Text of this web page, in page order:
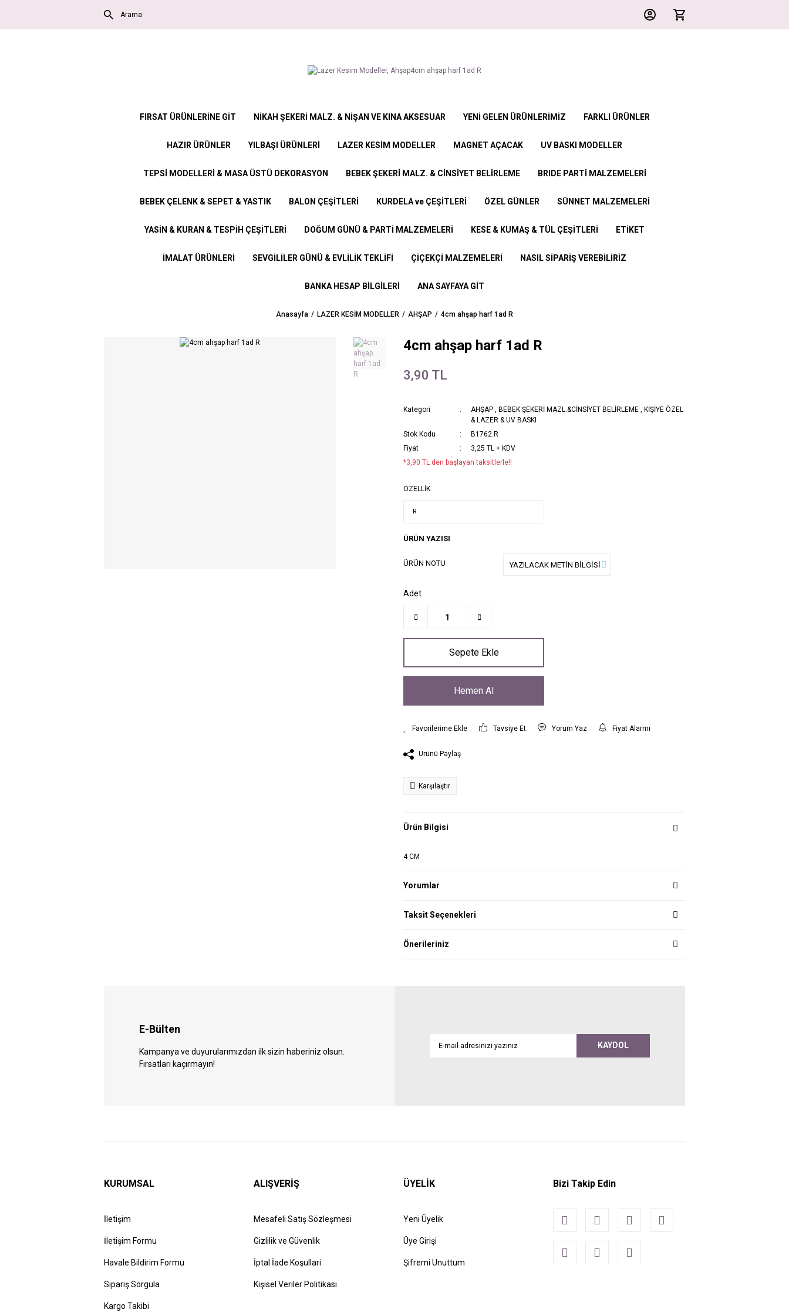
FIRSAT ÜRÜNLERİNE GİT NİKAH ŞEKERİ MALZ. & NİŞAN VE KINA AKSESUAR YENİ GELEN ÜRÜNLERİMİZ FARKLI ÜRÜNLER
HAZIR ÜRÜNLER YILBAŞI ÜRÜNLERİ LAZER KESİM MODELLER MAGNET AÇACAK UV BASKI MODELLER
TEPSİ MODELLERİ & MASA ÜSTÜ DEKORASYON BEBEK ŞEKERİ MALZ. & CİNSİYET BELİRLEME BRIDE PARTİ MALZEMELERİ
BEBEK ÇELENK & SEPET & YASTIK BALON ÇEŞİTLERİ KURDELA ve ÇEŞİTLERİ ÖZEL GÜNLER SÜNNET MALZEMELERİ
YASİN & KURAN & TESPİH ÇEŞİTLERİ DOĞUM GÜNÜ & PARTİ MALZEMELERİ KESE & KUMAŞ & TÜL ÇEŞİTLERİ ETİKET
İMALAT ÜRÜNLERİ SEVGİLİLER GÜNÜ & EVLİLİK TEKLİFİ ÇİÇEKÇİ MALZEMELERİ NASIL SİPARİŞ VEREBİLİRİZ
BANKA HESAP BİLGİLERİ ANA SAYFAYA GİT
Anasayfa LAZER KESİM MODELLER AHŞAP 4cm ahşap harf 1ad R
4cm ahşap harf 1ad R
3,90 TL
Kategori AHŞAP , BEBEK ŞEKERİ MAZL.&CİNSİYET BELİRLEME , KİŞİYE ÖZEL
& LAZER & UV BASKI
Stok Kodu
B1762.R
Fiyat
3,25 TL + KDV
*3,90 TL den başlayan taksitlerle!!
ÖZELLİK
ÜRÜN YAZISI
ÜRÜN NOTU
Adet
Sepete Ekle
Hemen Al
Tavsiye Et Yorum Yaz Fiyat Alarmı
Ürünü Paylaş
Karşılaştır
Ürün Bilgisi
4 CM
Yorumlar
Taksit Seçenekleri
Önerileriniz
E-Bülten
Kampanya ve duyurularımızdan ilk sizin haberiniz olsun.
Fırsatları kaçırmayın!
KAYDOL
KURUMSAL
İletişim
İletişim Formu
Havale Bildirim Formu
Sipariş Sorgula
Kargo Takibi
ALIŞVERİŞ
Mesafeli Satış Sözleşmesi
Gizlilik ve Güvenlik
İptal İade Koşullari
Kişisel Veriler Politikası
ÜYELİK
Yeni Üyelik
Üye Girişi
Şifremi Unuttum
Bizi Takip Edin